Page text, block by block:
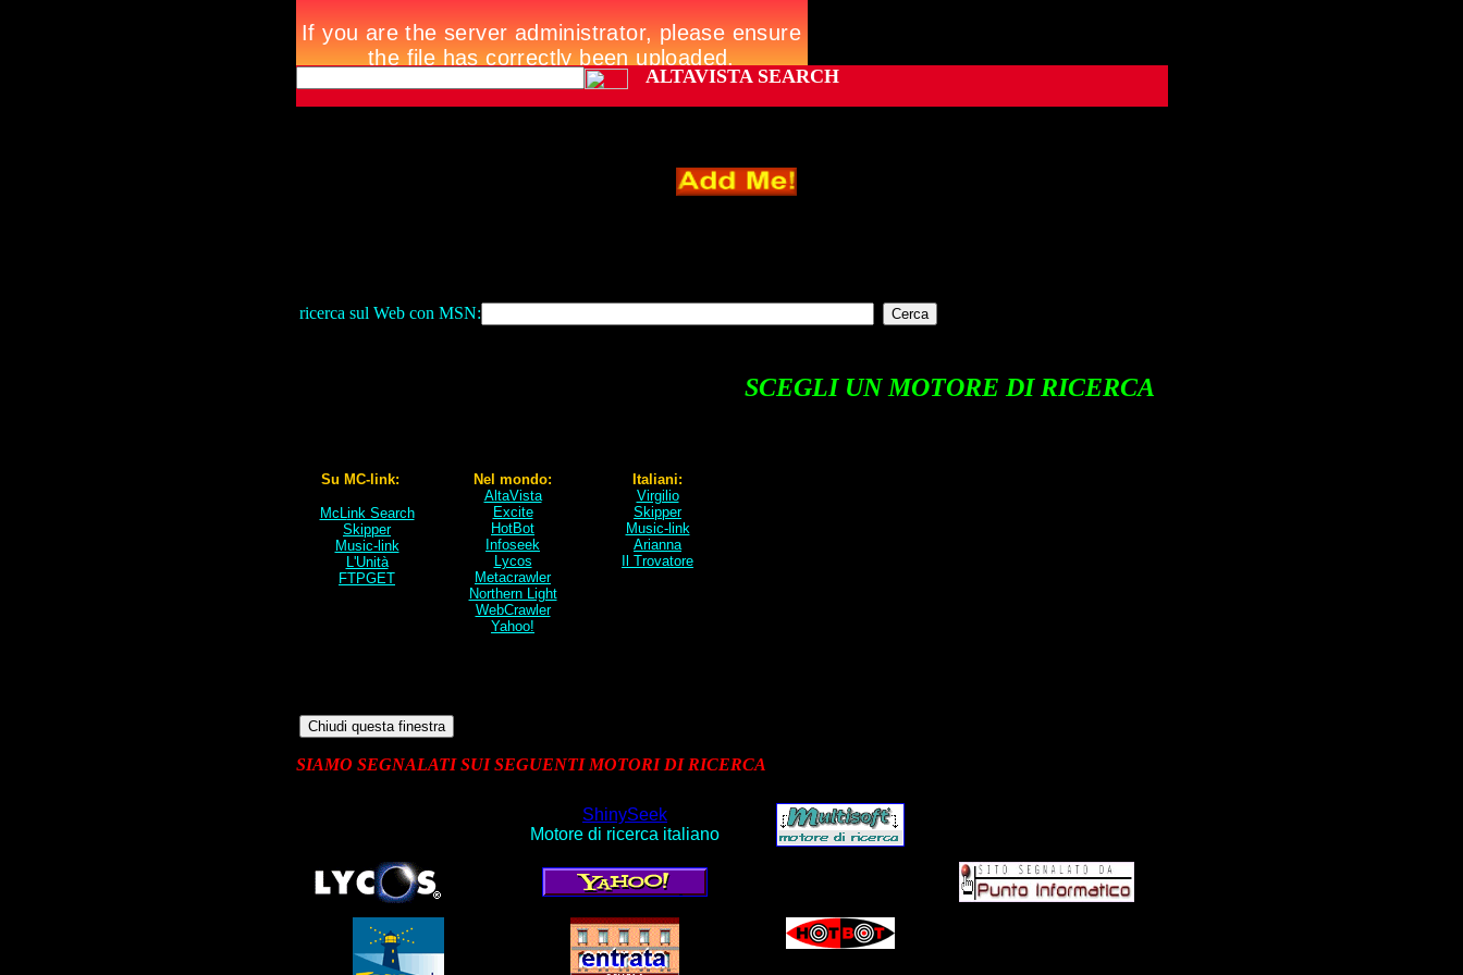
ALTAVISTA SEARCH
ricerca sul Web con MSN:
SCEGLI UN MOTORE DI RICERCA
Su MC-link:
McLink Search
Skipper
Music-link
L'Unità
FTPGET
Nel mondo:
AltaVista
Excite
HotBot
Infoseek
Lycos
Metacrawler
Northern Light
WebCrawler
Yahoo!
Italiani:
Virgilio
Skipper
Music-link
Arianna
Il Trovatore
SIAMO SEGNALATI SUI SEGUENTI MOTORI DI RICERCA
ShinySeek
Motore di ricerca italiano